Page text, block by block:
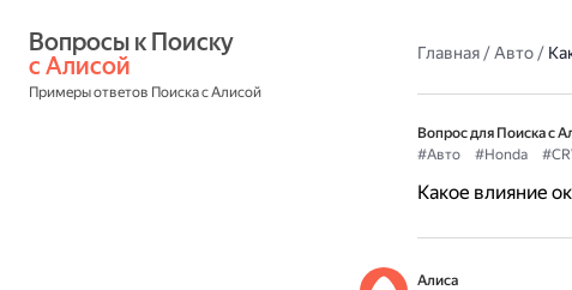
с Алисой
Примеры ответов Поиска с Алисой
Главная/Авто/
Вопрос для Поиска с
#Авто
#Honda
Какое влияние
Алиса